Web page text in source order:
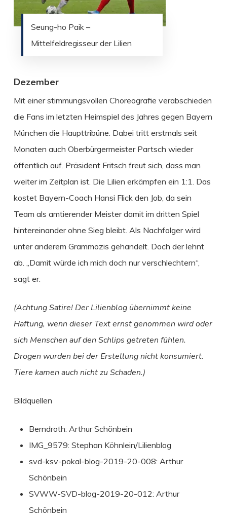
Seung-ho Paik –
Mittelfeldregisseur der Lilien
Dezember
Mit einer stimmungsvollen Choreografie verabschieden
die Fans im letzten Heimspiel des Jahres gegen Bayern
München die Haupttribüne. Dabei tritt erstmals seit
Monaten auch Oberbürgermeister Partsch wieder
öffentlich auf. Präsident Fritsch freut sich, dass man
weiter im Zeitplan ist. Die Lilien erkämpfen ein 1:1. Das
kostet Bayern-Coach Hansi Flick den Job, da sein
Team als amtierender Meister damit im dritten Spiel
hintereinander ohne Sieg bleibt. Als Nachfolger wird
unter anderem Grammozis gehandelt. Doch der lehnt
ab. „Damit würde ich mich doch nur verschlechtern“,
sagt er.
(Achtung Satire! Der Lilienblog übernimmt keine
Haftung, wenn dieser Text ernst genommen wird oder
sich Menschen auf den Schlips getreten fühlen.
Drogen wurden bei der Erstellung nicht konsumiert.
Tiere kamen auch nicht zu Schaden.)
Bildquellen
Berndroth: Arthur Schönbein
IMG_9579: Stephan Köhnlein/Lilienblog
svd-ksv-pokal-blog-2019-20-008: Arthur
Schönbein
SVWW-SVD-blog-2019-20-012: Arthur
Schönbein